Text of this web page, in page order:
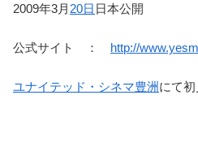
2009年3月 20日 日本公開
公式サイト ： http://
ユナイテッド・シネマ豊洲 にて初